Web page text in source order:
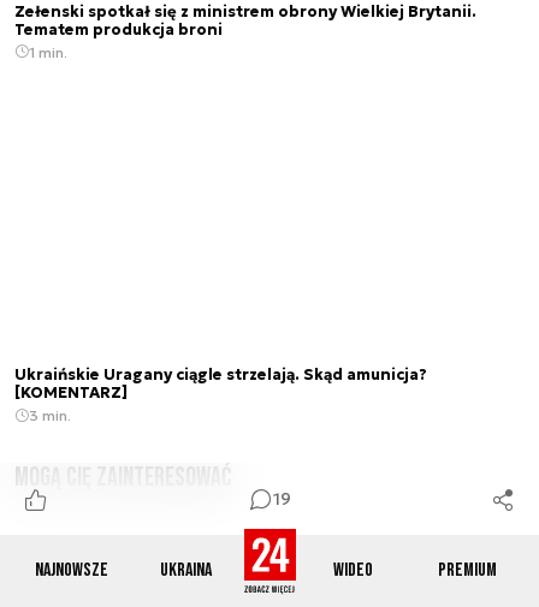
Najnowsze Ukraina Wideo Premium
19
Zełenski spotkał się z ministrem obrony Wielkiej Brytanii.
Tematem produkcja broni
1 min.
Ukraińskie Uragany ciągle strzelają. Skąd amunicja?
[KOMENTARZ]
3 min.
Mogą Cię zainteresować